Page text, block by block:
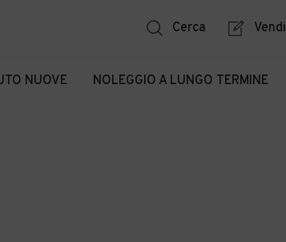
Cerca Vendi
NUOVE NOLEGGIO A LUNGO TERMINE